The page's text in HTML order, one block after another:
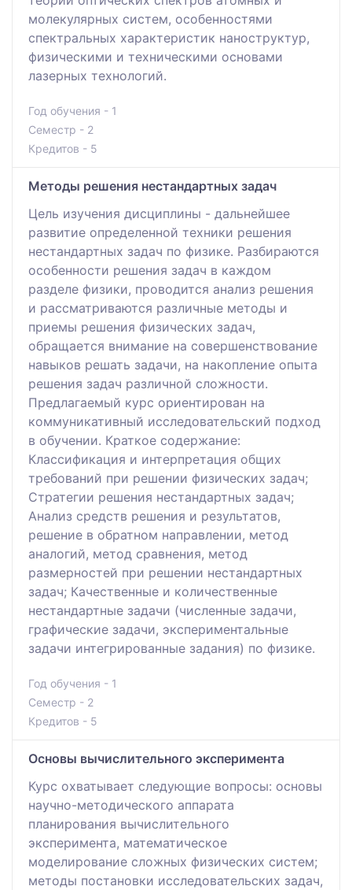
молекулярных систем, особенностями
спектральных характеристик наноструктур,
физическими и техническими основами
лазерных технологий.
Год обучения - 1
Семестр - 2
Кредитов - 5
Методы решения нестандартных задач
Цель изучения дисциплины - дальнейшее
развитие определенной техники решения
нестандартных задач по физике. Разбираются
особенности решения задач в каждом
разделе физики, проводится анализ решения
и рассматриваются различные методы и
приемы решения физических задач,
обращается внимание на совершенствование
навыков решать задачи, на накопление опыта
решения задач различной сложности.
Предлагаемый курс ориентирован на
коммуникативный исследовательский подход
в обучении. Краткое содержание:
Классификация и интерпретация общих
требований при решении физических задач;
Стратегии решения нестандартных задач;
Анализ средств решения и результатов,
решение в обратном направлении, метод
аналогий, метод сравнения, метод
размерностей при решении нестандартных
задач; Качественные и количественные
нестандартные задачи (численные задачи,
графические задачи, экспериментальные
задачи интегрированные задания) по физике.
Год обучения - 1
Семестр - 2
Кредитов - 5
Основы вычислительного эксперимента
Курс охватывает следующие вопросы: основы
научно-методического аппарата
планирования вычислительного
эксперимента, математическое
моделирование сложных физических систем;
методы постановки исследовательских задач,